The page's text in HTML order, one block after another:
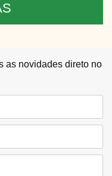
as novidades direto no